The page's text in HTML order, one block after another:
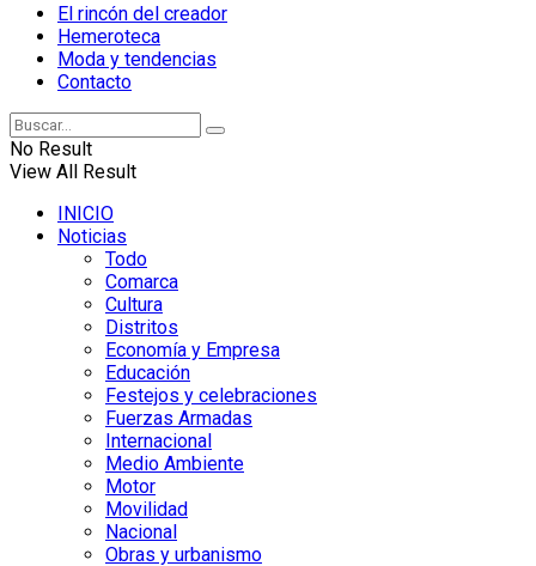
El rincón del creador
Hemeroteca
Moda y tendencias
Contacto
No Result
View All Result
INICIO
Noticias
Todo
Comarca
Cultura
Distritos
Economía y Empresa
Educación
Festejos y celebraciones
Fuerzas Armadas
Internacional
Medio Ambiente
Motor
Movilidad
Nacional
Obras y urbanismo